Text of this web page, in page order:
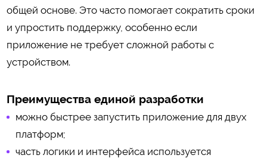
общей основе. Это часто помогает сократить сроки
и упростить поддержку, особенно если
приложение не требует сложной работы с
устройством.
Преимущества единой разработки
можно быстрее запустить приложение для двух
платформ;
часть логики и интерфейса используется